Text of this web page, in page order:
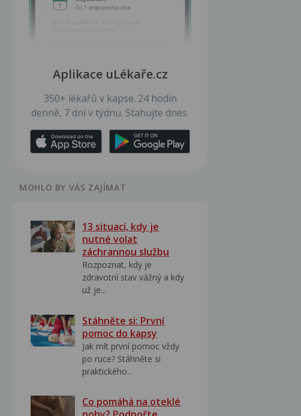
Aplikace uLékaře.cz
350+ lékařů v kapse. 24 hodin
denně, 7 dní v týdnu. Stahujte dnes.
MOHLO BY VÁS ZAJÍMAT
13 situací, kdy je
nutné volat
záchrannou službu
Rozpoznat, kdy je
zdravotní stav vážný a kdy
už je...
Stáhněte si: První
pomoc do kapsy
Jak mít první pomoc vždy
po ruce? Stáhněte si
praktického...
Co pomáhá na oteklé